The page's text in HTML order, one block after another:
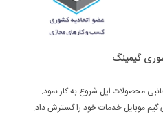
گیمینگ
گیم موبایل خدمات خود را گسترش داد.